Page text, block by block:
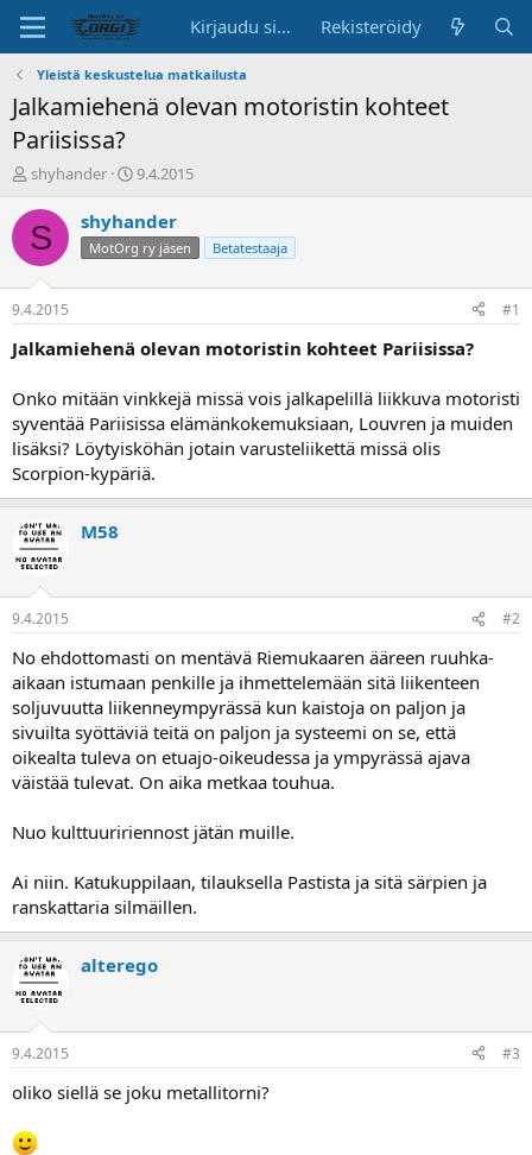
Kirjaudu sisään Rekisteröidy
Yleistä keskustelua matkailusta
Jalkamiehenä olevan motoristin kohteet
Pariisissa?
K
s
k
s
t
e
l
a
l
o
i
t
t
a
j
shyhander
A
o
i
t
p
ä
ä
9.4.2015
S shyhander
MotOrg ry jäsen Betatestaaja
9.4.2015 #1
Jalkamiehenä olevan motoristin kohteet Pariisissa?
Onko mitään vinkkejä missä vois jalkapelillä liikkuva motoristi
syventää Pariisissa elämänkokemuksiaan, Louvren ja muiden
lisäksi? Löytyisköhän jotain varusteliikettä missä olis
Scorpion-kypäriä.
M58
9.4.2015 #2
No ehdottomasti on mentävä Riemukaaren ääreen ruuhka-
aikaan istumaan penkille ja ihmettelemään sitä liikenteen
soljuvuutta liikenneympyrässä kun kaistoja on paljon ja
sivuilta syöttäviä teitä on paljon ja systeemi on se, että
oikealta tuleva on etuajo-oikeudessa ja ympyrässä ajava
väistää tulevat. On aika metkaa touhua.
Nuo kulttuuririennost jätän muille.
Ai niin. Katukuppilaan, tilauksella Pastista ja sitä särpien ja
ranskattaria silmäillen.
alterego
9.4.2015 #3
oliko siellä se joku metallitorni?